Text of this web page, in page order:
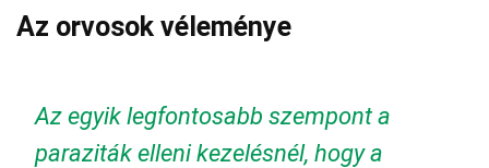
Az orvosok véleménye
Az egyik legfontosabb szempont a
paraziták elleni kezelésnél, hogy a